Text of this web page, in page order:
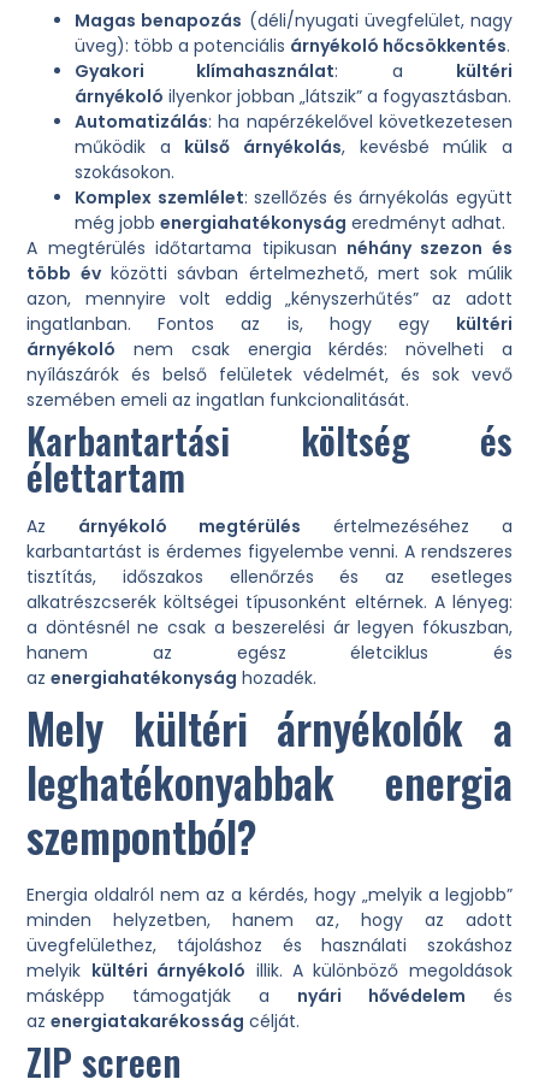
Magas benapozás (déli/nyugati üvegfelület, nagy
üveg): több a potenciális árnyékoló hőcsökkentés.
Gyakori klímahasználat: a kültéri
árnyékoló ilyenkor jobban „látszik” a fogyasztásban.
Automatizálás: ha napérzékelővel következetesen
működik a külső árnyékolás, kevésbé múlik a
szokásokon.
Komplex szemlélet: szellőzés és árnyékolás együtt
még jobbenergiahatékonyság eredményt adhat.
A megtérülés időtartama tipikusan néhány szezon és
több évközötti sávban értelmezhető, mert sok múlik
azon, mennyire volt eddig „kényszerhűtés” az adott
ingatlanban. Fontos az is, hogy egy kültéri
árnyékoló nem csak energia kérdés: növelheti a
nyílászárók és belső felületek védelmét, és sok vevő
szemében emeli az ingatlan funkcionalitását.
Karbantartási költség és
élettartam
Az árnyékoló megtérülés értelmezéséhez a
karbantartást is érdemes figyelembe venni. A rendszeres
tisztítás, időszakos ellenőrzés és az esetleges
alkatrészcserék költségei típusonként eltérnek. A lényeg:
a döntésnél ne csak a beszerelési ár legyen fókuszban,
hanem az egész életciklus és
azenergiahatékonyság hozadék.
Mely kültéri árnyékolók a
leghatékonyabbak energia
szempontból?
Energia oldalról nem az a kérdés, hogy „melyik a legjobb”
minden helyzetben, hanem az, hogy az adott
üvegfelülethez, tájoláshoz és használati szokáshoz
melyik kültéri árnyékoló illik. A különböző megoldások
másképp támogatják a nyári hővédelem és
azenergiatakarékosság célját.
ZIP screen